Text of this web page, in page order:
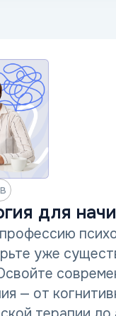
для глубокой
с собой
КПТ, психосоматики,
ОРКТ,
и другие
направления.